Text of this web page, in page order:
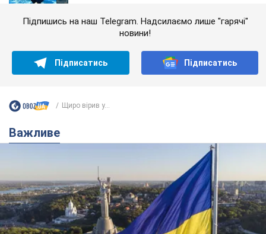
Підпишись на наш Telegram. Надсилаємо лише "гарячі"
новини!
Підписатись Підписатись
Щиро вірив у...
Важливе